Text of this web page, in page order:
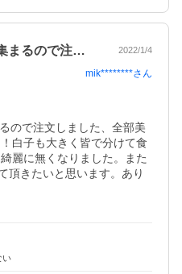
まるので注… 2022/1/4
mik********さん
ので注文しました、全部美
白子も大きく皆で分けて食
麗に無くなりました。また
頂きたいと思います。あり
い